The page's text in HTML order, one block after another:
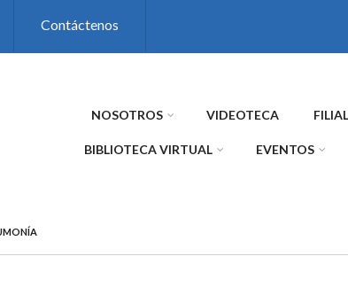
Contáctenos
NOSOTROS VIDEOTECA
BIBLIOTECA VIRTUAL EVENTOS